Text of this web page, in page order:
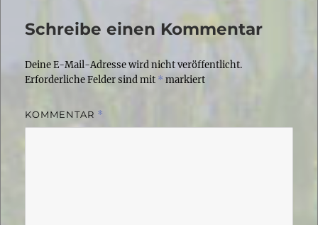
Schreibe einen Kommentar
Deine E-Mail-Adresse wird nicht veröffentlicht.
Erforderliche Felder sind mit * markiert
KOMMENTAR *